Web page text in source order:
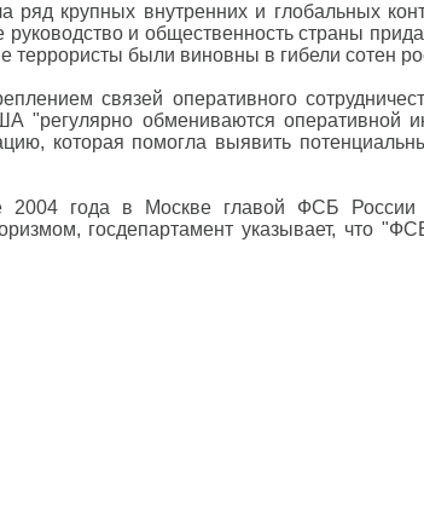
ряд крупных внутренних и глобальных
руководство и общественность страны
террористы были виновны в гибели сотен
связей оперативного
обмениваются оперативной
которая помогла выявить
2004 года в Москве главой ФСБ
госдепартамент указывает, что